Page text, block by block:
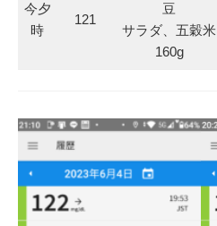
今夕
時
121
豆
サラダ、五穀米
160g